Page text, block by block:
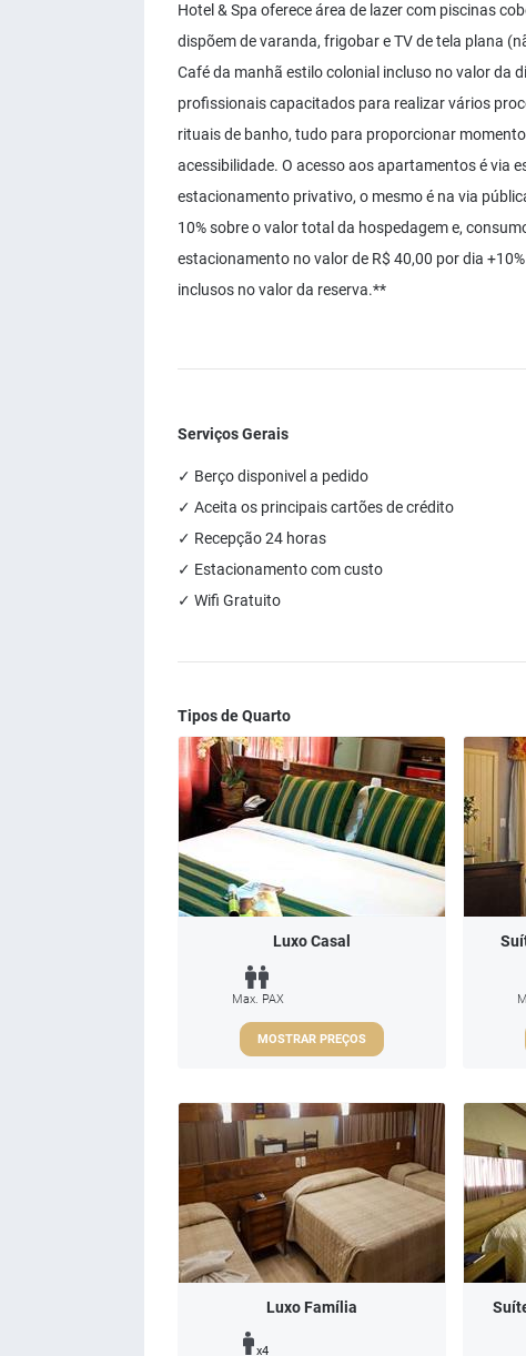
Hotel & Spa oferece área de lazer com piscinas
dispõem de varanda, frigobar e TV de tela plana
Café da manhã estilo colonial incluso no valor da
profissionais capacitados para realizar vários
rituais de banho, tudo para proporcionar
acessibilidade. O acesso aos apartamentos é via
estacionamento privativo, o mesmo é na via
10% sobre o valor total da hospedagem e,
estacionamento no valor de R$ 40,00 por dia
inclusos no valor da reserva.**
Serviços Gerais
✓ Berço disponivel a pedido
✓ Aceita os principais cartões de crédito
✓ Recepção 24 horas
✓ Estacionamento com custo
✓ Wifi Gratuito
Tipos de Quarto
Luxo Casal
Max. PAX
MOSTRAR PREÇOS
Luxo Família
x4